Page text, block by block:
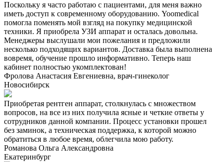
Поскольку я часто работаю с пациентами, для меня важно
иметь доступ к современному оборудованию. Yoomedical
помогла поменять мой взгляд на покупку медицинской
техники. Я приобрела УЗИ аппарат и осталась довольна.
Менеджеры выслушали мои пожелания и предложили
несколько подходящих вариантов. Доставка была выполнена
вовремя, обучение прошло информативно. Теперь наш
кабинет полностью укомплектован!
Фролова Анастасия Евгениевна, врач-гинеколог
Новосибирск
Приобретая рентген аппарат, столкнулась с множеством
вопросов, на все из них получила ясные и четкие ответы у
сотрудников данной компании. Процесс установки прошел
без заминок, а техническая поддержка, к которой можно
обратиться в любое время, облегчила мою работу.
Романова Ольга Александровна
Екатеринбург